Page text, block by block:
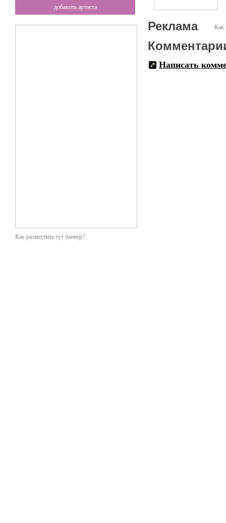
добавить артиста
Как разместить тут баннер?
Как
Реклама
Написать